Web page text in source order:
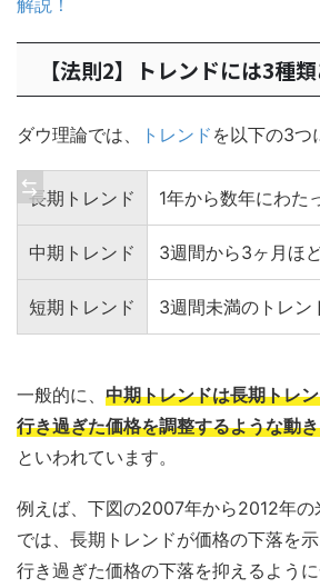
解説！
【法則2】トレンドには3種
ダウ理論では、 トレンド を以下の3つ
長期トレンド 1年から数年にわた
中期トレンド 3週間から3ヶ月ほ
短期トレンド 3週間未満のトレン
一般的に、 中期トレンドは長期トレ
行き過ぎた価格を調整するような動
といわれています。
例えば、下図の2007年から2012年の
では、長期トレンドが価格の下落を
行き過ぎた価格の下落を抑えるよう